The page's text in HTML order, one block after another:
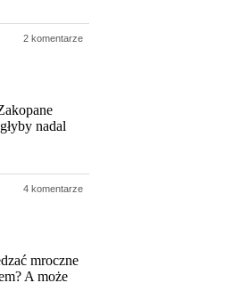
2 komentarze
nadal
4 komentarze
mroczne
A może